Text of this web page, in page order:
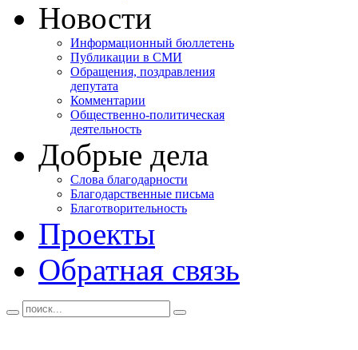
Новости
Информационный бюллетень
Публикации в СМИ
Обращения, поздравления
депутата
Комментарии
Общественно-политическая
деятельность
Добрые дела
Слова благодарности
Благодарственные письма
Благотворительность
Проекты
Обратная связь